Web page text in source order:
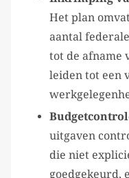
Het plan
aantal
tot de afname
leiden tot een
uitgaven
die niet
goedgekeurd,